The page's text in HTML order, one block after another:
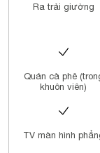
Dịch vụ đưa đón
Citadines Bayfront
1 km. Nhà thờ Nha
đó 26 km.
Nhà hàng Vise
Ra trải giường
Quán cà phê
khuôn viên)
TV màn hình